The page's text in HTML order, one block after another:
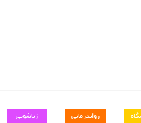
زناشویی رواندرمانی